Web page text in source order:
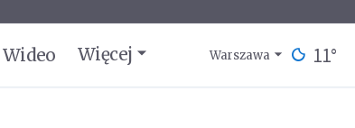
Wideo Więcej Warszawa 11°